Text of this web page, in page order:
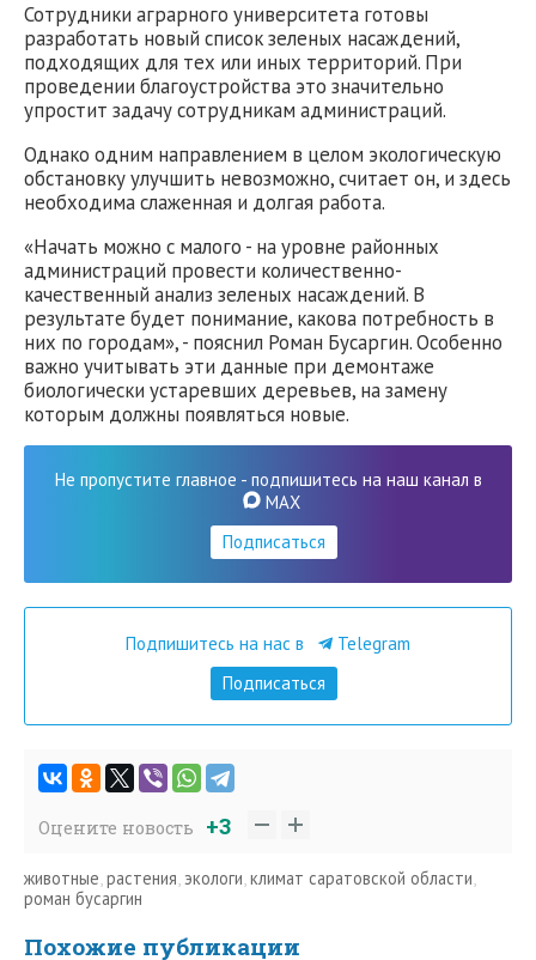
Сотрудники аграрного университета готовы
разработать новый список зеленых насаждений,
подходящих для тех или иных территорий. При
проведении благоустройства это значительно
упростит задачу сотрудникам администраций.
Однако одним направлением в целом экологическую
обстановку улучшить невозможно, считает он, и здесь
необходима слаженная и долгая работа.
«Начать можно с малого - на уровне районных
администраций провести количественно-
качественный анализ зеленых насаждений. В
результате будет понимание, какова потребность в
них по городам», - пояснил Роман Бусаргин. Особенно
важно учитывать эти данные при демонтаже
биологически устаревших деревьев, на замену
которым должны появляться новые.
Не пропустите главное - подпишитесь на наш канал в
MAX
Подписаться
Подпишитесь на нас в
Telegram
Подписаться
Оцените новость +3
животные,растения,экологи,климат саратовской области,
роман бусаргин
Похожие публикации